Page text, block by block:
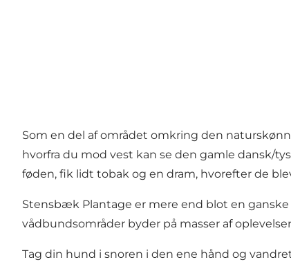
Som en del af området omkring den
hvorfra du mod vest kan se den gamle dansk/
føden, fik lidt tobak og en dram, hvorefter de
Stensbæk Plantage er mere end blot en
vådbundsområder byder på masser af
Tag din hund i snoren i den ene hånd og